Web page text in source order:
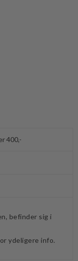
400,-
befinder sig i
ydeligere info.